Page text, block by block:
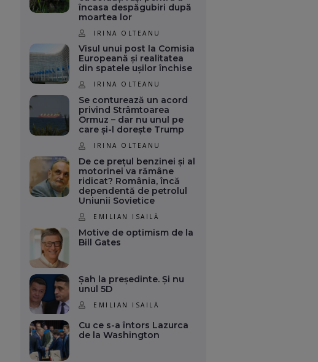
încasa despăgubiri după
moartea lor
IRINA OLTEANU
Visul unui post la Comisia
Europeană și realitatea
din spatele ușilor închise
IRINA OLTEANU
Se conturează un acord
privind Strâmtoarea
Ormuz – dar nu unul pe
care și-l dorește Trump
IRINA OLTEANU
De ce prețul benzinei și al
motorinei va rămâne
ridicat? România, încă
dependentă de petrolul
Uniunii Sovietice
EMILIAN ISAILĂ
Motive de optimism de la
Bill Gates
Șah la președinte. Și nu
unul 5D
EMILIAN ISAILĂ
Cu ce s-a întors Lazurca
de la Washington